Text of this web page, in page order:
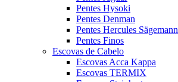
Pentes Hysoki
Pentes Denman
Pentes Hercules Sägemann
Pentes Finos
Escovas de Cabelo
Escovas Acca Kappa
Escovas TERMIX